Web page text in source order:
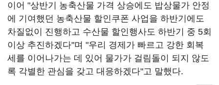
이어 "상반기 농축산물 가격 상승에도 밥상물가 안정
에 기여했던 농축산물 할인쿠폰 사업을 하반기에도
차질없이 진행하고 수산물 할인행사도 하반기 중 5회
이상 추진하겠다"며 "우리 경제가 빠르고 강한 회복
세를 이어나가는 데 있어 물가가 걸림돌이 되지 않도
록 각별한 관심을 갖고 대응하겠다"고 말했다.